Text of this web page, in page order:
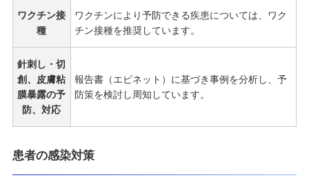
ワクチン接
種
ワクチンにより予防できる疾患については、ワク
チン接種を推奨しています。
針刺し・切
創、皮膚粘
膜暴露の予
防、対応
報告書（エピネット）に基づき事例を分析し、予
防策を検討し周知しています。
患者の感染対策